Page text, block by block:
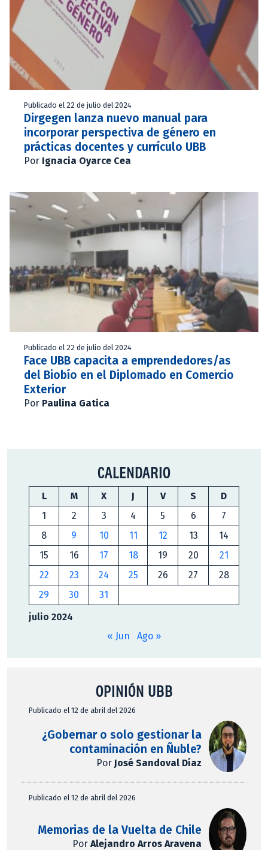
Publicado el 22 de julio del 2024
Dirgegen lanza nuevo manual para
incorporar perspectiva de género en
prácticas docentes y currículo UBB
Por Ignacia Oyarce Cea
Publicado el 22 de julio del 2024
Face UBB capacita a emprendedores/as
del Biobío en el Diplomado en Comercio
Exterior
Por Paulina Gatica
CALENDARIO
julio 2024
L M X J V S
D
1
2 3 4 5 6
7
8
9 10 11 12 13
14
15
16 17 18 19 20
21
22
23 24 25 26 27
28
29
30 31
« Jun Ago »
OPINIÓN UBB
Publicado el 12 de abril del 2026
¿Gobernar o solo gestionar la
contaminación en Ñuble?
Por José Sandoval Díaz
Publicado el 12 de abril del 2026
Memorias de la Vuelta de Chile
PorAlejandro Arros Aravena